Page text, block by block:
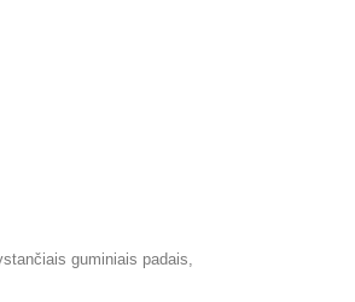
guminiais padais,